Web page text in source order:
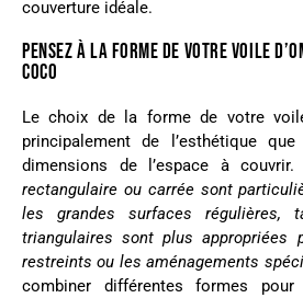
couverture idéale.
PENSEZ À LA FORME DE VOTRE VOILE
COCO
Le choix de la forme de votre voile
principalement de l’esthétique
dimensions de l’espace à couvrir.
rectangulaire ou carrée sont
les grandes surfaces régulières,
triangulaires sont plus appropriées
restreints ou les aménagements
combiner différentes formes